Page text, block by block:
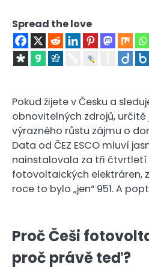
Spread the love
Pokud žijete v Česku a
obnovitelných zdrojů, určitě
výrazného růstu zájmu o
Data od ČEZ ESCO mluví
nainstalovala za tři čtvrtletí
fotovoltaických elektráren,
roce to bylo „jen“ 951. A
Proč Češi
proč právě teď?